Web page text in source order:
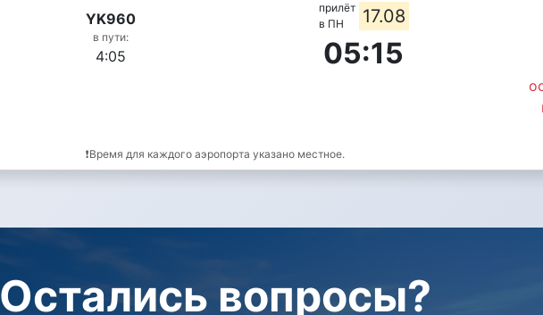
YK960
в пути:
4:05
прилёт
в ПН
17.08
05:15
❗Время для каждого аэропорта указано местное.
Остались вопросы?